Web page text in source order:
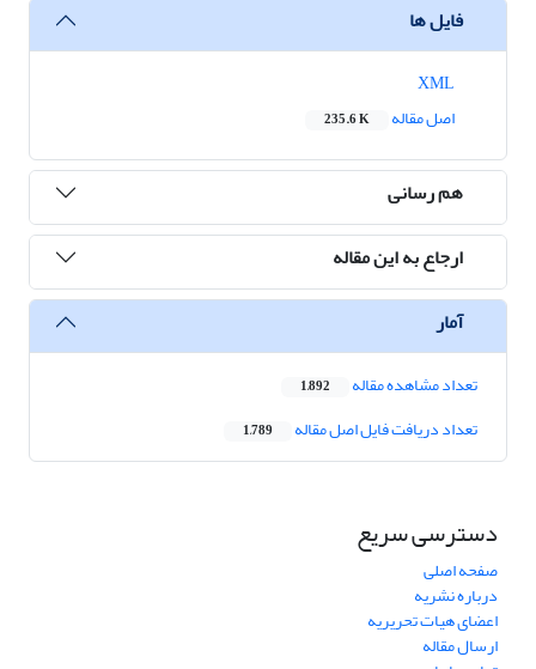
فایل ها
اصل مقاله
235.6 K
هم رسانی
ارجاع به این مقاله
آمار
تعداد مشاهده مقاله 1,892
تعداد دریافت فایل اصل مقاله 1,789
دسترسی سریع
صفحه اصلی
درباره نشریه
اعضای هیات تحریریه
ارسال مقاله